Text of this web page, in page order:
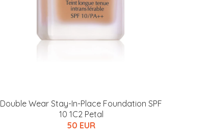
Double Wear Stay-In-Place Foundation SPF
10 1C2 Petal
50 EUR